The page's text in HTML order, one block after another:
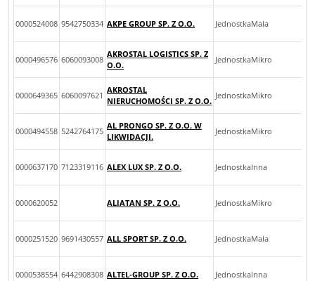
0000524008 9542750334 AKPE GROUP SP. Z O.O. JednostkaMala
0000496576 6060093008
AKROSTAL LOGISTICS SP. Z
O.O.
JednostkaMikro
0000649365 6060097621
AKROSTAL
NIERUCHOMOŚCI SP. Z O.O.
JednostkaMikro
0000494558 5242764175
AL PRONGO SP. Z O.O. W
LIKWIDACJI.
JednostkaMikro
0000637170 7123319116 ALEX LUX SP. Z O.O. JednostkaInna
0000620052 ALIATAN SP. Z O.O. JednostkaMikro
0000251520 9691430557 ALL SPORT SP. Z O.O. JednostkaMala
0000538554 6442908308 ALTEL-GROUP SP. Z O.O. JednostkaInna